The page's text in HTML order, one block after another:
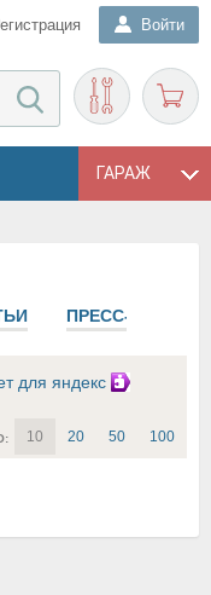
Войти
ГАРАЖ
ПРЕСС-РЕЛИЗЫ
для яндекс
10 20 50 100